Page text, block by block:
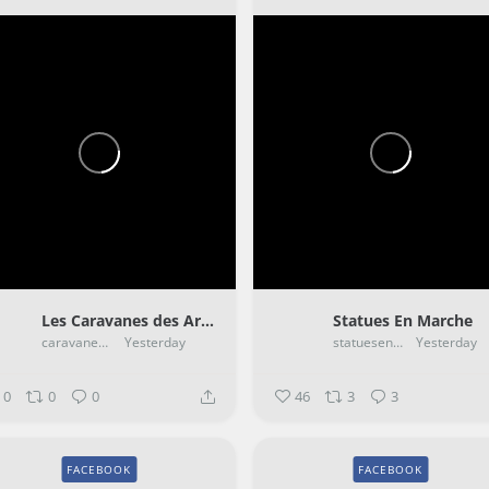
Les Caravanes des Artistes
caravanemusicale Yesterday
0 0 0
Statues En Marche
statuesenmarche Yesterday
46 3 3
FACEBOOK FACEBOOK